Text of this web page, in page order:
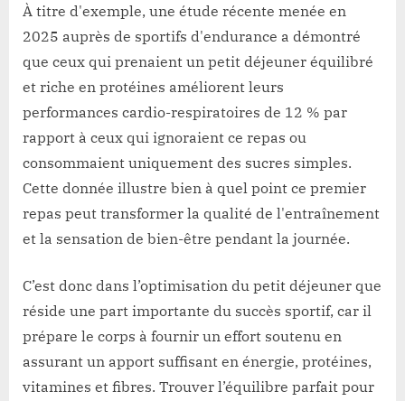
À titre d'exemple, une étude récente menée en
2025 auprès de sportifs d'endurance a démontré
que ceux qui prenaient un petit déjeuner équilibré
et riche en protéines améliorent leurs
performances cardio-respiratoires de 12 % par
rapport à ceux qui ignoraient ce repas ou
consommaient uniquement des sucres simples.
Cette donnée illustre bien à quel point ce premier
repas peut transformer la qualité de l'entraînement
et la sensation de bien-être pendant la journée.
C’est donc dans l’optimisation du petit déjeuner que
réside une part importante du succès sportif, car il
prépare le corps à fournir un effort soutenu en
assurant un apport suffisant en énergie, protéines,
vitamines et fibres. Trouver l’équilibre parfait pour